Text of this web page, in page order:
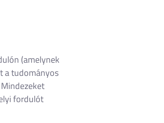
(amelynek
a tudományos
fordulót